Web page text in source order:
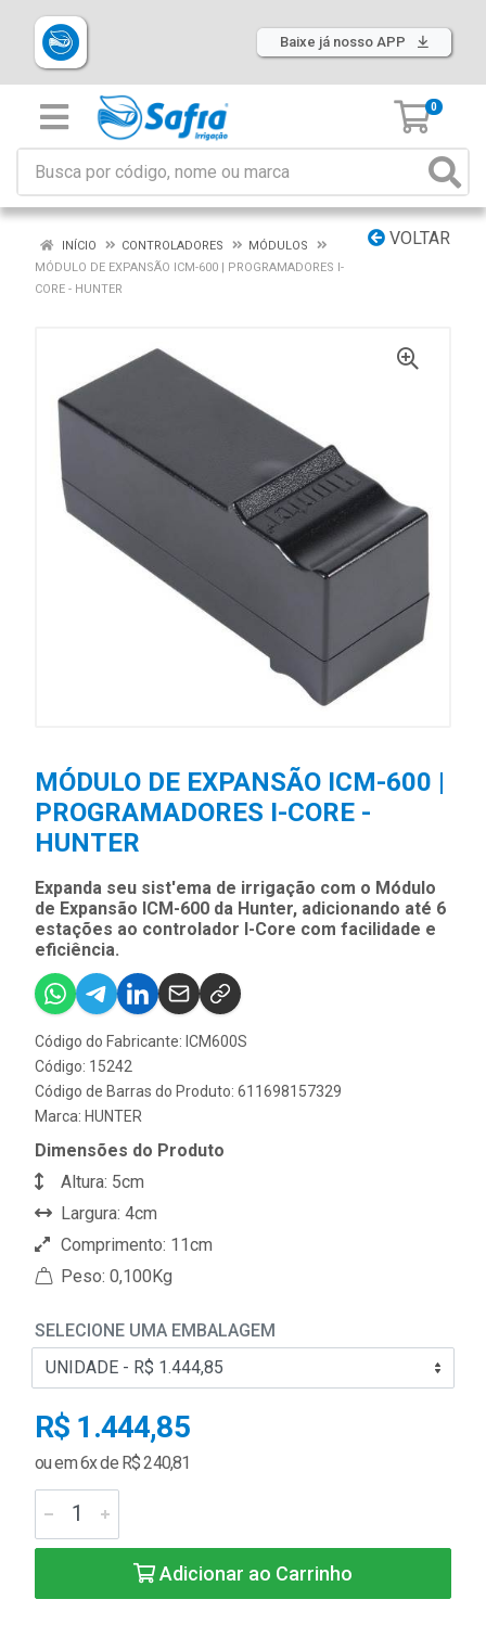
Baixe já nosso APP
0
VOLTAR
INÍCIO CONTROLADORES
MÓDULOS
MÓDULO DE EXPANSÃO ICM-600 | PROGRAMADORES I-
CORE - HUNTER
MÓDULO DE EXPANSÃO ICM-600 |
PROGRAMADORES I-CORE -
HUNTER
Expanda seu sist'ema de irrigação com o Módulo
de Expansão ICM-600 da Hunter, adicionando até 6
estações ao controlador I-Core com facilidade e
eficiência.
Código do Fabricante: ICM600S
Código: 15242
Código de Barras do Produto: 611698157329
Marca: HUNTER
Dimensões do Produto
Altura: 5cm
Largura: 4cm
Comprimento: 11cm
Peso: 0,100Kg
SELECIONE UMA EMBALAGEM
R$ 1.444,85
ou em 6x de R$ 240,81
Adicionar ao Carrinho